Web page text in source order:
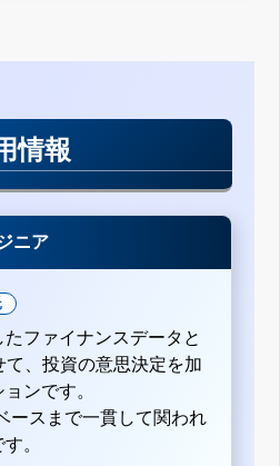
情報
ニア
たファイナンスデータと
、投資の意思決定を加
ンです。
ースまで一貫して関われ
。